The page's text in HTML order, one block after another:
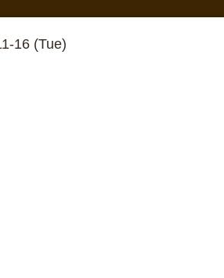
16 (Tue)